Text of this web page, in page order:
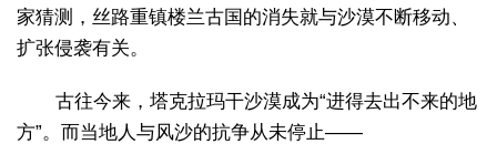
家猜测，丝路重镇楼兰古国的消失就与沙漠不断移动、
扩张侵袭有关。
古往今来，塔克拉玛干沙漠成为“进得去出不来的地
方”。而当地人与风沙的抗争从未停止——